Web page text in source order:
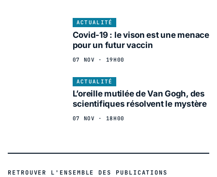
ACTUALITÉ
Covid-19 : le vison est une menace
pour un futur vaccin
07 NOV · 19H00
ACTUALITÉ
L’oreille mutilée de Van Gogh, des
scientifiques résolvent le mystère
07 NOV · 18H00
RETROUVER L'ENSEMBLE DES PUBLICATIONS